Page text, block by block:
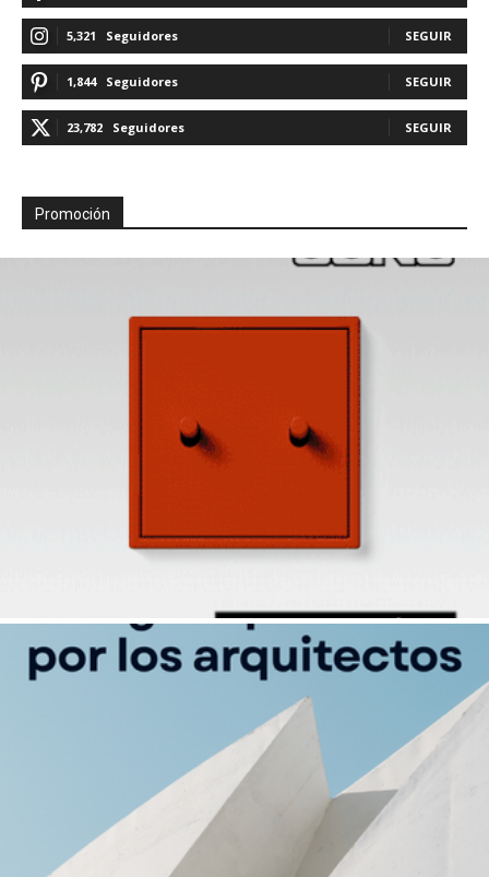
5,321 Seguidores SEGUIR
1,844 Seguidores SEGUIR
23,782 Seguidores SEGUIR
Promoción